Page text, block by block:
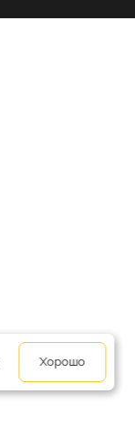
Хорошо